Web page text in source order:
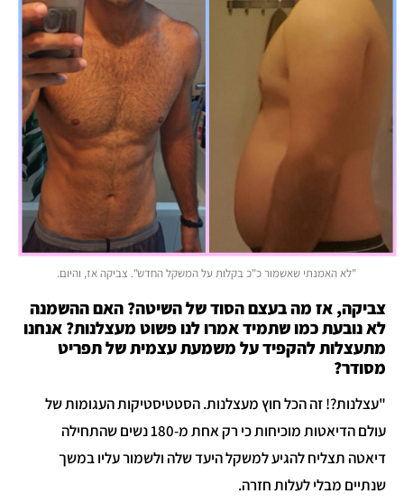
"לא האמנתי שאשמור כ"כ בקלות על המשקל החדש". צביקה אז, והיום.
צביקה, אז מה בעצם הסוד של השיטה? האם ההשמנה
לא נובעת כמו שתמיד אמרו לנו פשוט מעצלנות? אנחנו
מתעצלות להקפיד על משמעת עצמית של תפריט
מסודר?
"עצלנות?! זה הכל חוץ מעצלנות. הסטטיסטיקות העגומות של
עולם הדיאטות מוכיחות כי רק אחת מ-180 נשים שהתחילה
דיאטה תצליח להגיע למשקל היעד שלה ולשמור עליו במשך
שנתיים מבלי לעלות חזרה.